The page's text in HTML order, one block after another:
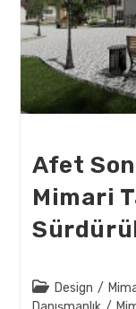
Afet
Mimari
Post
category:
Design /